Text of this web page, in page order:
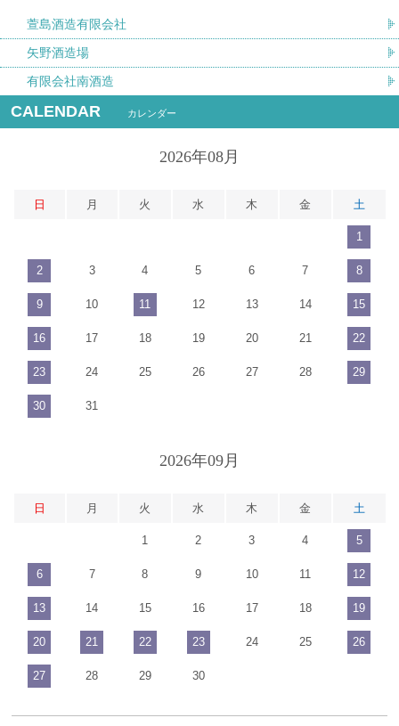
萱島酒造有限会社
矢野酒造場
有限会社南酒造
CALENDAR カレンダー
2026年08月
日 月 火 水 木 金 土
1
2 3 4 5 6 7 8
9 10 11 12 13 14 15
16 17 18 19 20 21 22
23 24 25 26 27 28 29
30 31
2026年09月
日 月 火 水 木 金 土
1 2 3 4 5
6 7 8 9 10 11 12
13 14 15 16 17 18 19
20 21 22 23 24 25 26
27 28 29 30